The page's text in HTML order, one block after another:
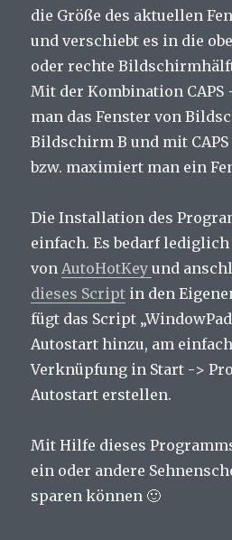
die Größe des aktuellen
und verschiebt es in die
oder rechte
Mit der Kombination CAPS
man das Fenster von
Bildschirm B und mit
bzw. maximiert man ein
Die Installation des
einfach. Es bedarf
vonAutoHotKeyund
dieses Script in den
fügt das Script
Autostart hinzu, am
Verknüpfung in Start ->
Autostart erstellen.
Mit Hilfe dieses
ein oder andere
sparen können 🙂